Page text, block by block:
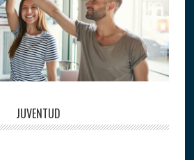
JUVENTUD